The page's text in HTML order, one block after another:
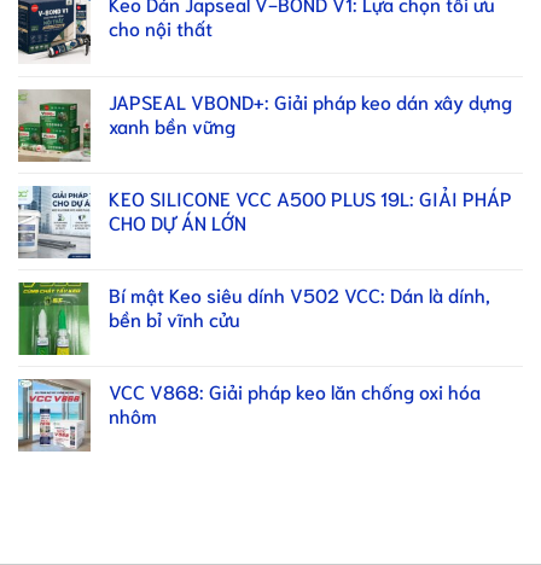
cho nội thất
JAPSEAL VBOND+: Giải pháp keo dán xây dựng
xanh bền vững
KEO SILICONE VCC A500 PLUS 19L: GIẢI PHÁP
CHO DỰ ÁN LỚN
Bí mật Keo siêu dính V502 VCC: Dán là dính,
bền bỉ vĩnh cửu
VCC V868: Giải pháp keo lăn chống oxi hóa
nhôm